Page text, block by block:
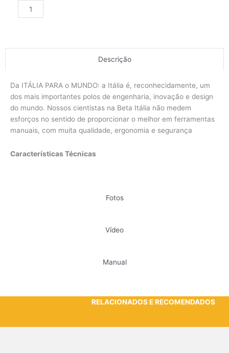
Descrição
Fotos
Vídeo
Manual
Da ITÁLIA PARA o MUNDO: a Itália é, reconhecidamente, um
dos mais importantes polos de engenharia, inovação e design
do mundo. Nossos cientistas na Beta Itália não medem
esforços no sentido de proporcionar o melhor em ferramentas
manuais, com muita qualidade, ergonomia e segurança
Características Técnicas
RELACIONADOS E RECOMENDADOS